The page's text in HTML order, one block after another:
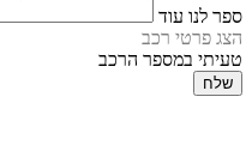
ספר לנו עוד
הצג פרטי רכב
טעיתי במספר הרכב
שלח